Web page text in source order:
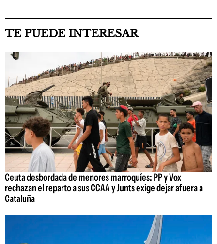
TE PUEDE INTERESAR
Ceuta desbordada de menores marroquíes: PP y Vox
rechazan el reparto a sus CCAA y Junts exige dejar afuera a
Cataluña